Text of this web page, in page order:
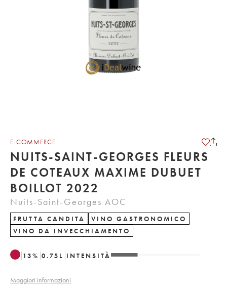
E-COMMERCE
NUITS-SAINT-GEORGES FLEURS
DE COTEAUX MAXIME DUBUET
BOILLOT 2022
Nuits-Saint-Georges AOC
FRUTTA CANDITA
VINO GASTRONOMICO
VINO DA INVECCHIAMENTO
13% 0.75 L INTENSITÀ
Maggiori informazioni